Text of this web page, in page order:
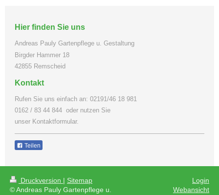
Hier finden Sie uns
Andreas Pauly Gartenpflege u. Gestaltung
Birgder Hammer 18
42855 Remscheid
Kontakt
Rufen Sie uns einfach an: 02191/46 18 981
0162 / 83 44 844 oder nutzen Sie
unser Kontaktformular.
Teilen
Druckversion | Sitemap
© Andreas Pauly Gartenpflege u.
Login
Webansicht